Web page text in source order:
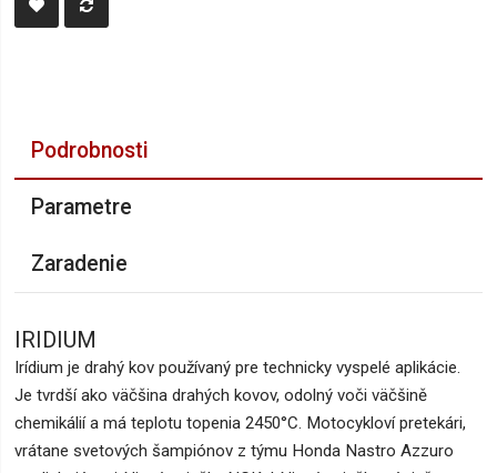
Podrobnosti
Parametre
Zaradenie
IRIDIUM
Irídium je drahý kov používaný pre technicky vyspelé aplikácie.
Je tvrdší ako väčšina drahých kovov, odolný voči väčšině
chemikálií a má teplotu topenia 2450°C. Motocykloví pretekári,
vrátane svetových šampiónov z týmu Honda Nastro Azzuro